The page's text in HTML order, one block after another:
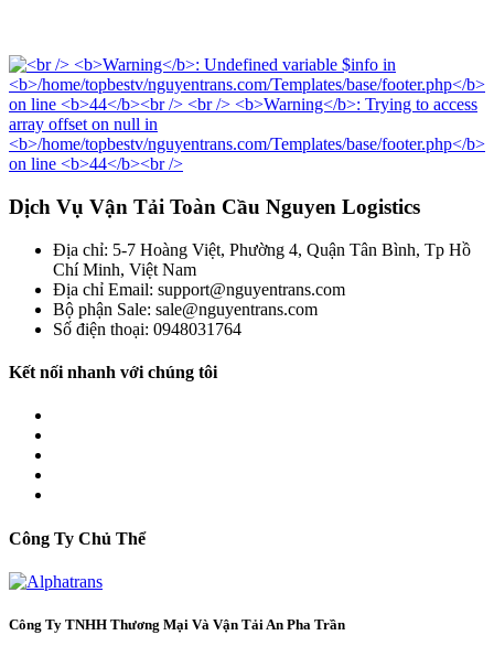
Dịch Vụ Vận Tải Toàn Cầu Nguyen Logistics
Địa chỉ: 5-7 Hoàng Việt, Phường 4, Quận Tân Bình, Tp Hồ
Chí Minh, Việt Nam
Địa chỉ Email: support@nguyentrans.com
Bộ phận Sale: sale@nguyentrans.com
Số điện thoại: 0948031764
Kết nối nhanh với chúng tôi
Công Ty Chủ Thể
Công Ty TNHH Thương Mại Và Vận Tải An Pha Trần